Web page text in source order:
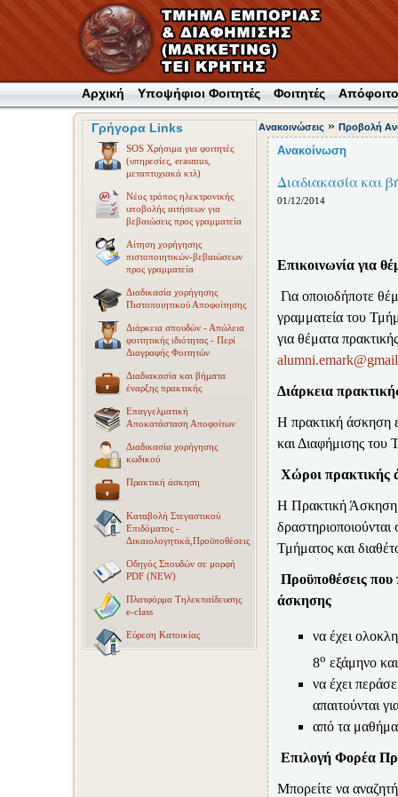
Αρχική Υποψήφιοι Φοιτητές Φοιτητές
Γρήγορα Links
SOS Χρήσιμα για φοιτητές
(υπηρεσίες, erasmus,
μεταπτυχιακά κτλ)
Νέος τρόπος ηλεκτρονικής
υποβολής αιτήσεων για
βεβαιώσεις προς γραμματεία
Αίτηση χορήγησης
πιστοποιητικών-βεβαιώσεων
προς γραμματεία
Διαδικασία χορήγησης
Πιστοποιητικού Αποφοίτησης
Διάρκεια σπουδών - Απώλεια
φοιτητικής ιδιότητας - Περί
Διαγραφής Φοιτητών
Διαδιακασία και βήματα
έναρξης πρακτικής
Επαγγελματική
Αποκατάσταση Αποφοίτων
Διαδικασία χορήγησης
κωδικού
Πρακτική άσκηση
Καταβολή Στεγαστικού
Επιδόματος -
Δικαιολογητικά,Προϋποθέσεις
Οδηγός Σπουδών σε μορφή
PDF (NEW)
Πλατφόρμα Τηλεκπαίδευσης
e-class
Εύρεση Κατοικίας
Ανακοινώσεις » Προβολή
Ανακοίνωση
Διαδιακασία και
01/12/2014
Επικοινωνία για
Για οποιοδήποτε
γραμματεία του
για θέματα
alumni
Διάρκεια
Η πρακτική άσκηση
και Διαφήμισης του
Χώροι πρακτικής
H Πρακτική Άσκηση
Τμήματος και
Προϋποθέσεις που
άσκησης
να έχει
8ο εξάμηνο
να έχει
απαιτούνται
από τα
Επιλογή Φορέα
Μπορείτε να